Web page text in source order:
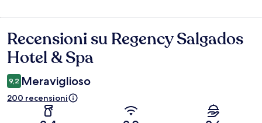
Recensioni
Recensioni su Regency Salgados
Hotel & Spa
9,2 Meraviglioso
200 recensioni